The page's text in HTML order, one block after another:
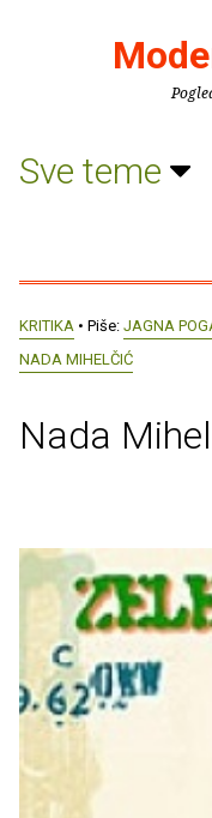
Sve teme
KRITIKA • Piše: JAGNA
NADA MIHELČIĆ
Nada